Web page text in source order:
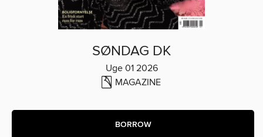
SØNDAG DK
Uge 01 2026
MAGAZINE
BORROW